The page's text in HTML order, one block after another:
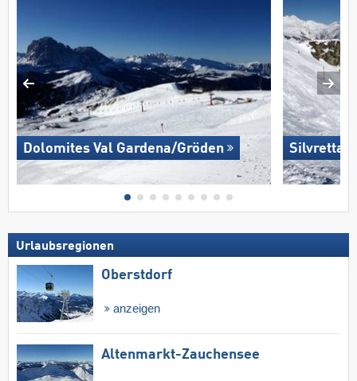
Dolomites Val Gardena/​Gröden Silvretta
Urlaubsregionen
Oberstdorf
anzeigen
Altenmarkt-Zauchensee